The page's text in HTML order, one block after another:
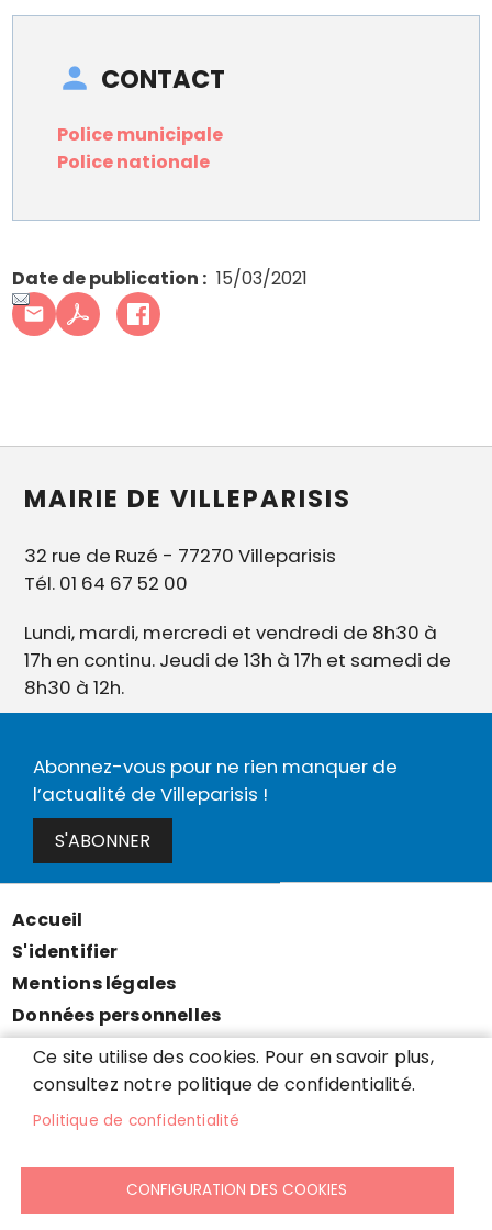
CONTACT
Police municipale
Police nationale
Date de publication 15/03/2021
MAIRIE DE VILLEPARISIS
32 rue de Ruzé - 77270 Villeparisis
Tél. 01 64 67 52 00
Lundi, mardi, mercredi et vendredi de 8h30 à
17h en continu. Jeudi de 13h à 17h et samedi de
8h30 à 12h.
Abonnez-vous pour ne rien manquer de
l’actualité de Villeparisis !
S'ABONNER
Menu
Pied
de
page
Accueil
S'identifier
Mentions légales
Données personnelles
Accessibilité : partiellement conforme
Cookies
Contact
Plan du site
Ce site utilise des cookies. Pour en savoir plus,
consultez notre politique de confidentialité.
Politique de confidentialité
CONFIGURATION DES COOKIES